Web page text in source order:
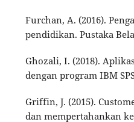
Furchan, A. (2016).
pendidikan. Pustaka
Ghozali, I. (2018).
dengan program IBM
Griffin, J. (2015).
dan mempertahankan